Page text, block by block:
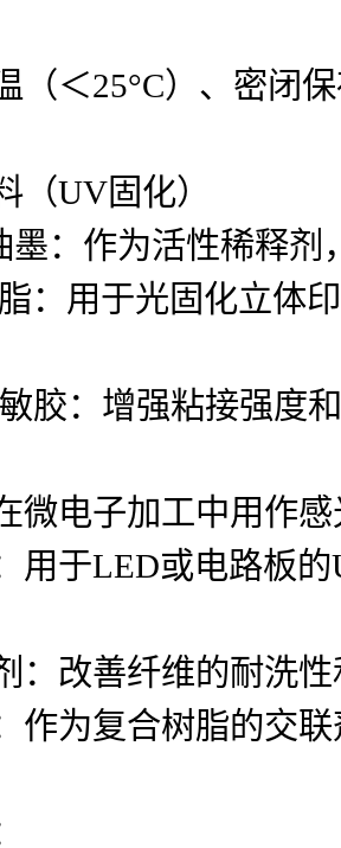
（＜25°C）、密闭
（UV固化）
墨：作为活性稀释剂
：用于光固化立体
胶：增强粘接强度
微电子加工中用作
用于LED或电路板
：改善纤维的耐洗
作为复合树脂的交